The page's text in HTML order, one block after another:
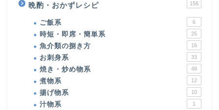
晩酌・おかずレシピ 156
ご飯系 6
時短・即席・簡単系 25
魚介類の捌き方 16
お刺身系 33
焼き・炒め物系 48
煮物系 12
揚げ物系 10
汁物系 1